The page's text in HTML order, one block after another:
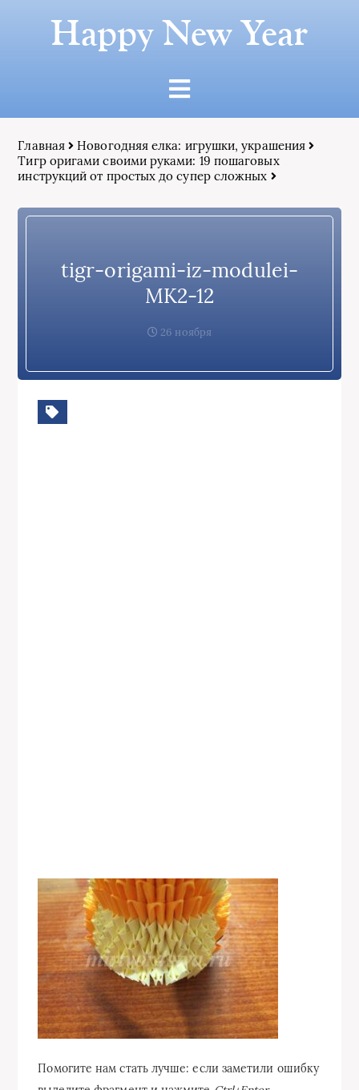
Happy New Year
Главная
Новогодняя елка: игрушки, украшения
Тигр оригами своими руками: 19 пошаговых
инструкций от простых до супер сложных
tigr-origami-iz-modulei-
MK2-12
26 ноября
Помогите нам стать лучше: если заметили ошибку